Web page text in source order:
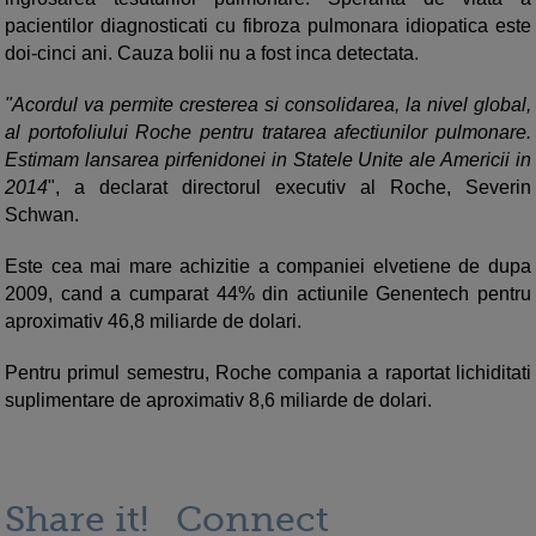
pacientilor diagnosticati cu fibroza pulmonara idiopatica este
doi-cinci ani. Cauza bolii nu a fost inca detectata.
"Acordul va permite cresterea si consolidarea, la nivel global,
al portofoliului Roche pentru tratarea afectiunilor pulmonare.
Estimam lansarea pirfenidonei in Statele Unite ale Americii in
2014", a declarat directorul executiv al Roche, Severin
Schwan.
Este cea mai mare achizitie a companiei elvetiene de dupa
2009, cand a cumparat 44% din actiunile Genentech pentru
aproximativ 46,8 miliarde de dolari.
Pentru primul semestru, Roche compania a raportat lichiditati
suplimentare de aproximativ 8,6 miliarde de dolari.
Share it! Connect